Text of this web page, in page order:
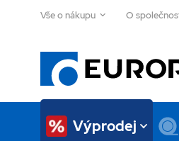
Vše o nákupu O
Výprodej